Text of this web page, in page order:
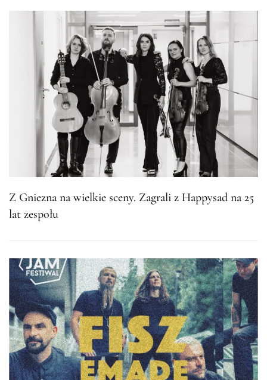
Z Gniezna na wielkie sceny. Zagrali z Happysad na 25
lat zespołu